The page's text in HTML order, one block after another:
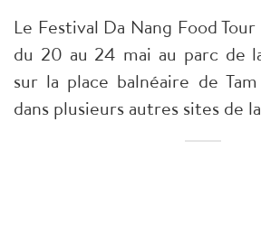
Le Festival Da Nang Food
du 20 au 24 mai au parc de
sur la place balnéaire de
dans plusieurs autres sites de